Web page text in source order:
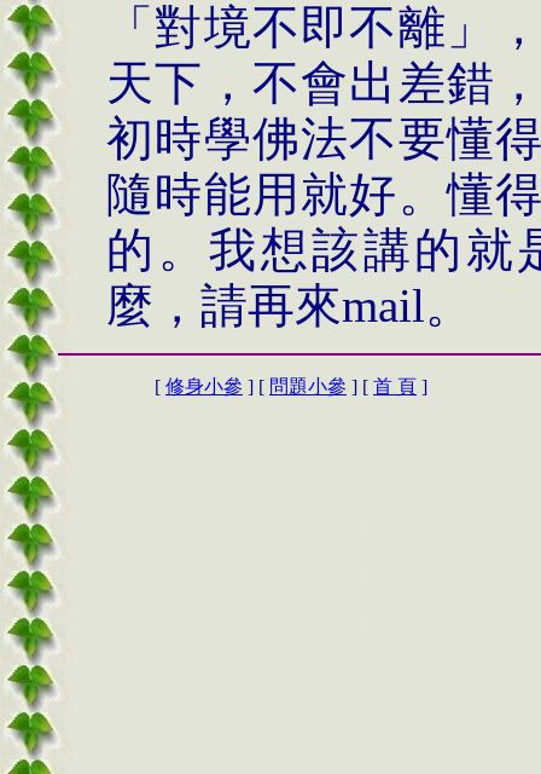
「對境不即不離」
天下，不會出差錯
初時學佛法不要懂
隨時能用就好。懂
的。我想該講的就
麼，請再來mail。
[ 修身小參 ] [ 問題小參 ] [ 首 頁 ]